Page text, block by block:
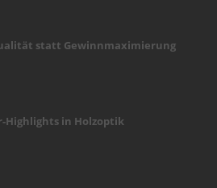
statt Gewinnmaximierung
Highlights in Holzoptik